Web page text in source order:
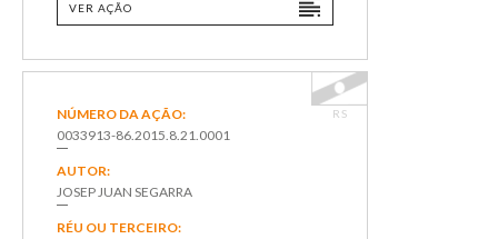
VER AÇÃO
RS
NÚMERO DA AÇÃO:
0033913-86.2015.8.21.0001
AUTOR:
JOSEP JUAN SEGARRA
RÉU OU TERCEIRO: